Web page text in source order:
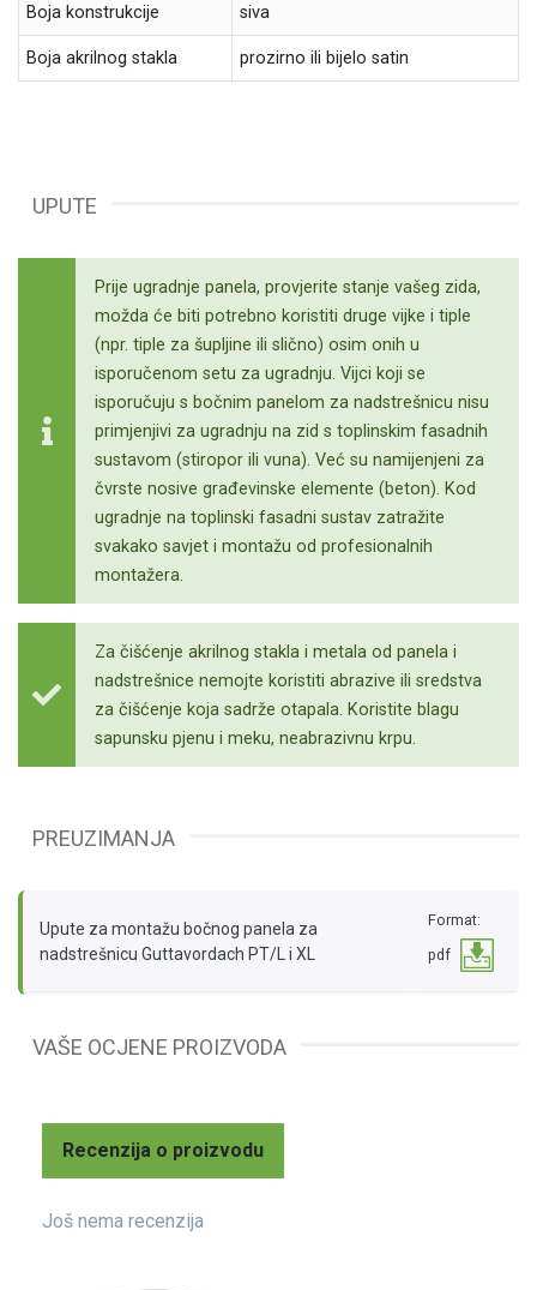
Boja konstrukcije siva
Boja akrilnog stakla prozirno ili bijelo satin
UPUTE
Prije ugradnje panela, provjerite stanje vašeg zida,
možda će biti potrebno koristiti druge vijke i tiple
(npr. tiple za šupljine ili slično) osim onih u
isporučenom setu za ugradnju. Vijci koji se
isporučuju s bočnim panelom za nadstrešnicu nisu
primjenjivi za ugradnju na zid s toplinskim fasadnih
sustavom (stiropor ili vuna). Već su namijenjeni za
čvrste nosive građevinske elemente (beton). Kod
ugradnje na toplinski fasadni sustav zatražite
svakako savjet i montažu od profesionalnih
montažera.
Za čišćenje akrilnog stakla i metala od panela i
nadstrešnice nemojte koristiti abrazive ili sredstva
za čišćenje koja sadrže otapala. Koristite blagu
sapunsku pjenu i meku, neabrazivnu krpu.
PREUZIMANJA
Upute za montažu bočnog panela za
nadstrešnicu Guttavordach PT/L i XL
Format:
pdf
VAŠE OCJENE PROIZVODA
Recenzija o proizvodu
Još nema recenzija